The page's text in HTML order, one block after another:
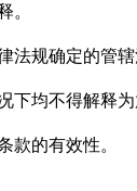
。
规确定的管辖
均不得解释
款的有效性。